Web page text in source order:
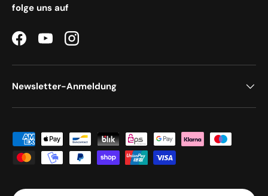
folge uns auf
FacebookYouTubeInstagram
Newsletter-Anmeldung
Zahlungsmethoden